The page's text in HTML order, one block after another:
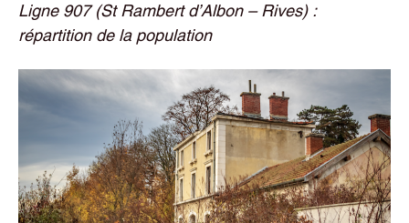
Ligne 907 (St Rambert d’Albon – Rives) :
répartition de la population